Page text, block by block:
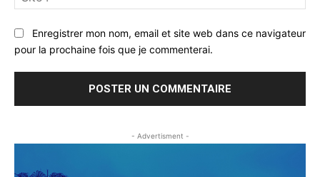
:
Enregistrer mon nom, email et site web dans ce navigateur
pour la prochaine fois que je commenterai.
- Advertisment -